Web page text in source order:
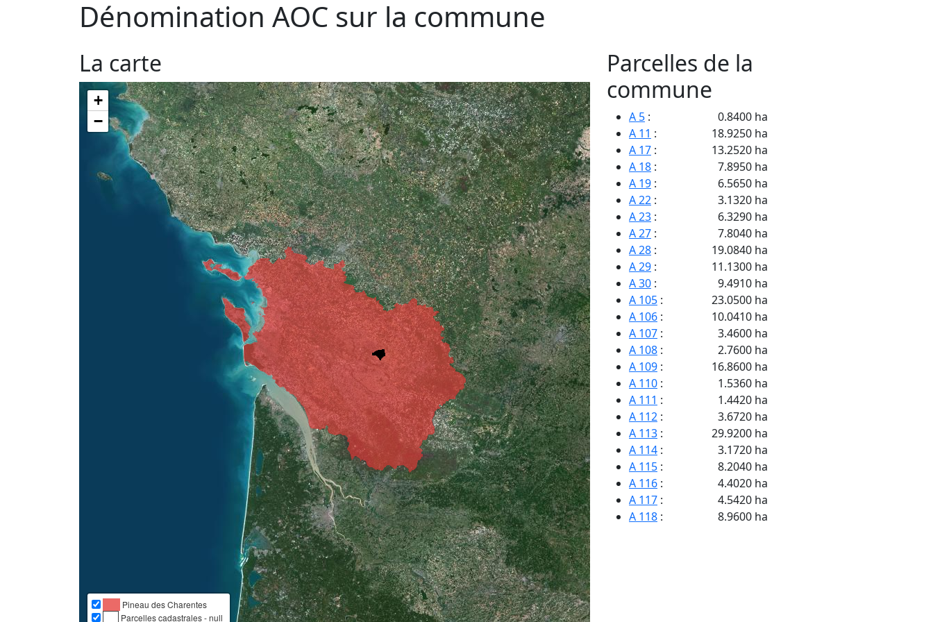
Dénomination AOC sur la commune
La carte
+
−
Pineau des Charentes
Parcelles cadastrales - null
Parcelles de la
commune
A 5 :
0.8400 ha
A 11 :
18.9250 ha
A 17 :
13.2520 ha
A 18 :
7.8950 ha
A 19 :
6.5650 ha
A 22 :
3.1320 ha
A 23 :
6.3290 ha
A 27 :
7.8040 ha
A 28 :
19.0840 ha
A 29 :
11.1300 ha
A 30 :
9.4910 ha
A 105 :
23.0500 ha
A 106 :
10.0410 ha
A 107 :
3.4600 ha
A 108 :
2.7600 ha
A 109 :
16.8600 ha
A 110 :
1.5360 ha
A 111 :
1.4420 ha
A 112 :
3.6720 ha
A 113 :
29.9200 ha
A 114 :
3.1720 ha
A 115 :
8.2040 ha
A 116 :
4.4020 ha
A 117 :
4.5420 ha
A 118 :
8.9600 ha